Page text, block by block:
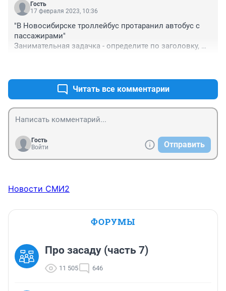
Гость
17 февраля 2023, 10:36
"В Новосибирске троллейбус протаранил автобус с
пассажирами"
Занимательная задачка - определите по заголовку,
Читать все комментарии
Гость
Войти
Отправить
Новости СМИ2
ФОРУМЫ
Про засаду (часть 7)
11 505 646